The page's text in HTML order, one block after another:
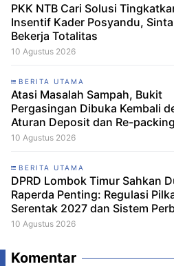
PKK NTB Cari Solusi
Insentif Kader Posyandu,
Bekerja Totalitas
10 Agustus 2026
BERITA UTAMA
Atasi Masalah Sampah, Bukit
Pergasingan Dibuka Kembali
Aturan Deposit dan Re-
10 Agustus 2026
BERITA UTAMA
DPRD Lombok Timur Sahkan
Raperda Penting: Regulasi
Serentak 2027 dan Sistem
Resmi Disetujui
10 Agustus 2026
Komentar